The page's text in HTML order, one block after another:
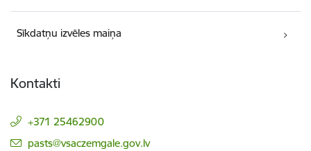
Sīkdatņu izvēles maiņa
Kontakti
+371 25462900
E-pasts:
pasts@vsaczemgale.gov.lv